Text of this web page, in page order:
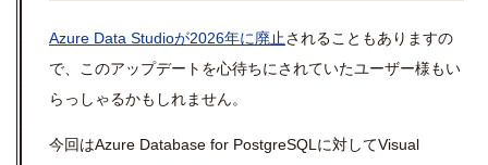
Azure Data Studioが2026年に廃止されることもありますの
で、このアップデートを心待ちにされていたユーザー様もい
らっしゃるかもしれません。
今回はAzure Database for PostgreSQLに対してVisual